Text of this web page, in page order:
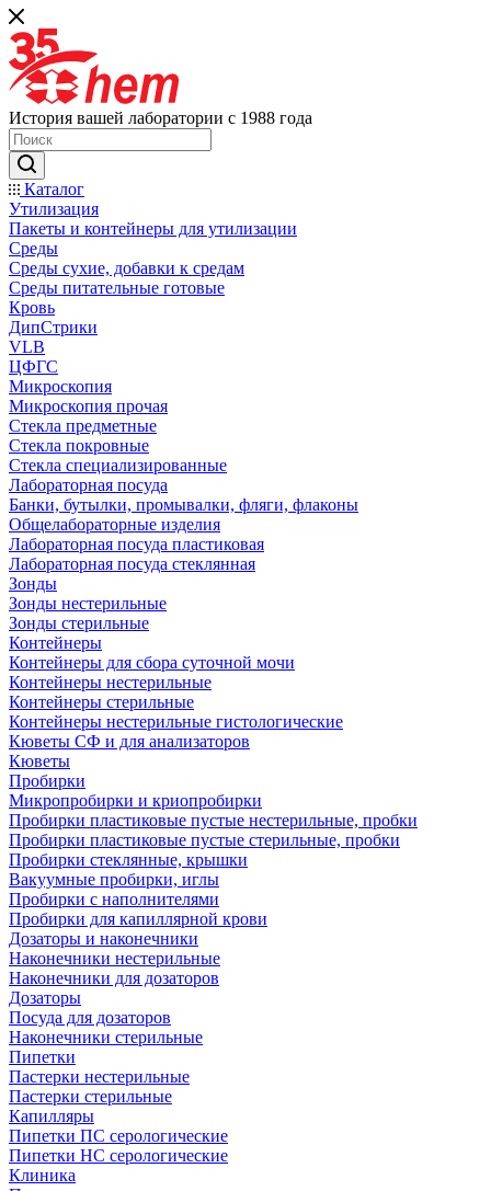
История вашей лаборатории с 1988 года
Каталог
Утилизация
Пакеты и контейнеры для утилизации
Среды
Среды сухие, добавки к средам
Среды питательные готовые
Кровь
ДипСтрики
VLB
ЦФГС
Микроскопия
Микроскопия прочая
Стекла предметные
Стекла покровные
Стекла специализированные
Лабораторная посуда
Банки, бутылки, промывалки, фляги, флаконы
Общелабораторные изделия
Лабораторная посуда пластиковая
Лабораторная посуда стеклянная
Зонды
Зонды нестерильные
Зонды стерильные
Контейнеры
Контейнеры для сбора суточной мочи
Контейнеры нестерильные
Контейнеры стерильные
Контейнеры нестерильные гистологические
Кюветы СФ и для анализаторов
Кюветы
Пробирки
Микропробирки и криопробирки
Пробирки пластиковые пустые нестерильные, пробки
Пробирки пластиковые пустые стерильные, пробки
Пробирки стеклянные, крышки
Вакуумные пробирки, иглы
Пробирки с наполнителями
Пробирки для капиллярной крови
Дозаторы и наконечники
Наконечники нестерильные
Наконечники для дозаторов
Дозаторы
Посуда для дозаторов
Наконечники стерильные
Пипетки
Пастерки нестерильные
Пастерки стерильные
Капилляры
Пипетки ПС серологические
Пипетки НС серологические
Клиника